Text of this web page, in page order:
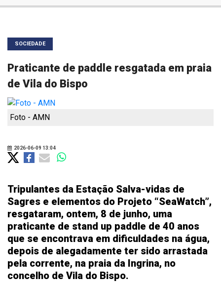
SOCIEDADE
Praticante de paddle resgatada em praia
de Vila do Bispo
Foto - AMN
2026-06-09 13:04
Tripulantes da Estação Salva-vidas de
Sagres e elementos do Projeto “SeaWatch”,
resgataram, ontem, 8 de junho, uma
praticante de stand up paddle de 40 anos
que se encontrava em dificuldades na água,
depois de alegadamente ter sido arrastada
pela corrente, na praia da Ingrina, no
concelho de Vila do Bispo.